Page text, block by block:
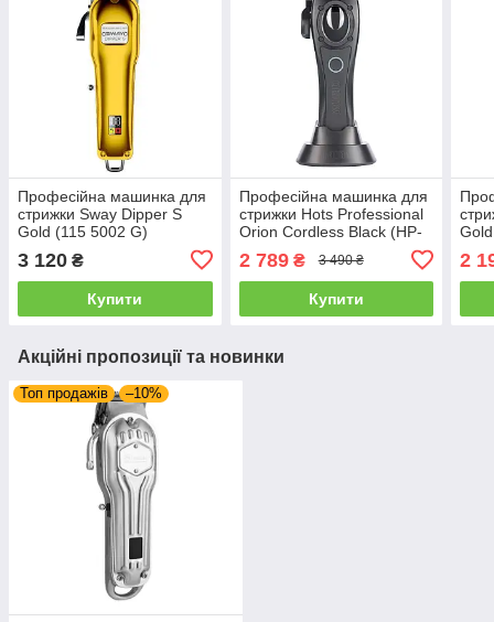
Професійна машинка для
стрижки Sway Dipper S
Gold (115 5002 G)
3 120 ₴
Купити
Професійна машинка для
стрижки Hots Professional
Orion Cordless Black (HP-
2 789₴ 3 490 ₴
Купити
2
Акційні пропозиції та новинки
Топ продажів –10%